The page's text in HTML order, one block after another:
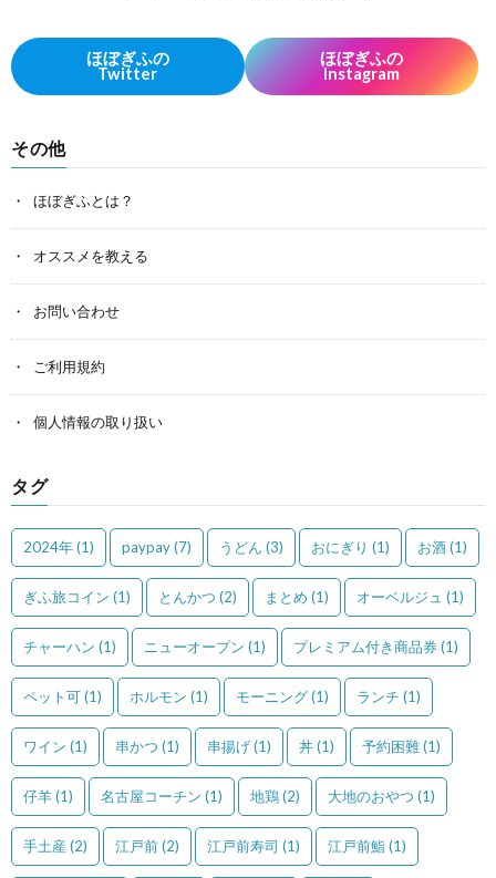
ほぼぎふの
Twitter
ほぼぎふの
Instagram
その他
ほぼぎふとは？
オススメを教える
お問い合わせ
ご利用規約
個人情報の取り扱い
タグ
2024年(1) paypay(7) うどん (3) おにぎり (1) お酒(1)
ぎふ旅コイン (1) とんかつ (2) まとめ (1) オーベルジュ (1)
チャーハン (1) ニューオープン (1) プレミアム付き商品券(1)
ペット可(1) ホルモン (1) モーニング(1) ランチ (1)
ワイン (1) 串かつ (1) 串揚げ(1) 丼(1) 予約困難(1)
仔羊(1) 名古屋コーチン (1) 地鶏(2) 大地のおやつ (1)
手土産 (2) 江戸前(2) 江戸前寿司 (1) 江戸前鮨(1)